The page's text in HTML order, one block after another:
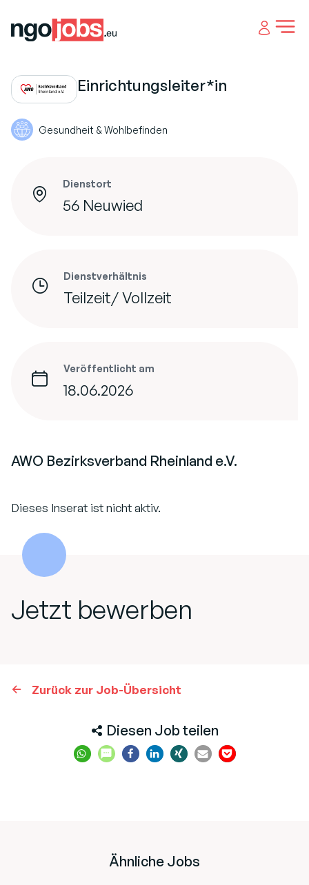
Open
Einrichtungsleiter*in
Gesundheit & Wohlbefinden
Dienstort
56 Neuwied
Dienstverhältnis
Teilzeit/ Vollzeit
Veröffentlicht am
18.06.2026
AWO Bezirksverband Rheinland e.V.
Dieses Inserat ist nicht aktiv.
Jetzt bewerben
Zurück zur Job-Übersicht
Diesen Job teilen
Ähnliche Jobs